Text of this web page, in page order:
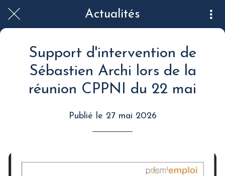
Actualités
Support d'intervention de
Sébastien Archi lors de la
réunion CPPNI du 22 mai
Publié le 27 mai 2026